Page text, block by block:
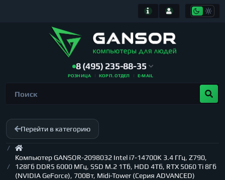
8 (495) 235-88-35
РОЗНИЦА КОРП. ОТДЕЛ E-MAIL
Перейти в категорию
Компьютер GANSOR-2098032 Intel i7-14700K 3.4 ГГц, Z790,
128Гб DDR5 6000 МГц, SSD M.2 1Тб, HDD 4Тб, RTX 5060 Ti 8Гб
(NVIDIA GeForce), 700Вт, Midi-Tower (Серия ADVANCED)